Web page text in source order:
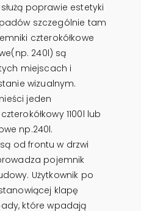
poprawie estetyki
szczególnie tam
czterokółkowe
240l) są
miejscach i
wizualnym.
jeden
1100l lub
np.240l.
od frontu w drzwi
pojemnik
Użytkownik po
klapę
które wpadają